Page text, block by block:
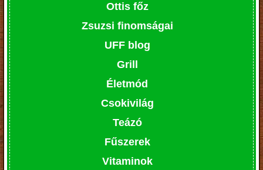
Ottis főz
Zsuzsi finomságai
UFF blog
Grill
Életmód
Csokivilág
Teázó
Fűszerek
Vitaminok